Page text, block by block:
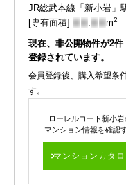
JR総武本線「新小岩
[専有面積] - - .- - m2
現在、非公開物件が2件
登録されています。
会員登録後、購入希望条
す。
ローレルコート新小岩
マンション情報を確認
マンションカタ